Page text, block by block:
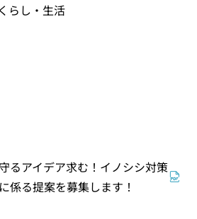
らし・生活
るアイデア求む！イノシシ対策
係る提案を募集します！